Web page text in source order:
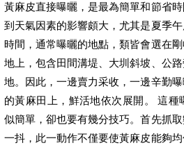
黃麻皮直接曝曬，是最為簡單和節省
到天氣因素的影響頗大，尤其是夏季
時間，通常曝曬的地點，類皆會選在
地上，包含田間溝堤、大圳斜坡、公
地。因此，一邊賣力采收，一邊辛勤
的黃麻田上，鮮活地依次展開。 這
似簡單，卻也要有幾分技巧。首先抓
一抖，此一動作不僅要使黃麻皮能夠